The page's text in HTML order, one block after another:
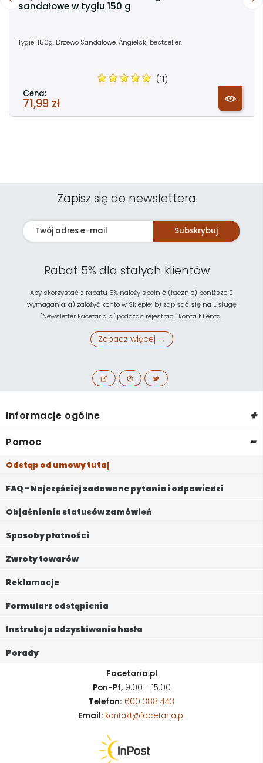
sandałowe w tyglu 150 g
Tygiel 150g. Drzewo Sandałowe. Angielski bestseller.
(11)
Cena:
71,99 zł
Zapisz się do newslettera
Subskrybuj
Rabat 5% dla stałych klientów
Aby skorzystać z rabatu 5% należy spełnić (łącznie) poniższe 2
wymagania: a) założyć konto w Sklepie; b) zapisać się na usługę
"Newsletter Facetaria.pl" podczas rejestracji konta Klienta.
Zobacz więcej →
Informacje ogólne +
Pomoc -
Odstąp od umowy tutaj
FAQ - Najczęściej zadawane pytania i odpowiedzi
Objaśnienia statusów zamówień
Sposoby płatności
Zwroty towarów
Reklamacje
Formularz odstąpienia
Instrukcja odzyskiwania hasła
Porady
Facetaria.pl
Pon-Pt,9:00 - 15:00
Telefon: 600 388 443
Email: kontakt@facetaria.pl